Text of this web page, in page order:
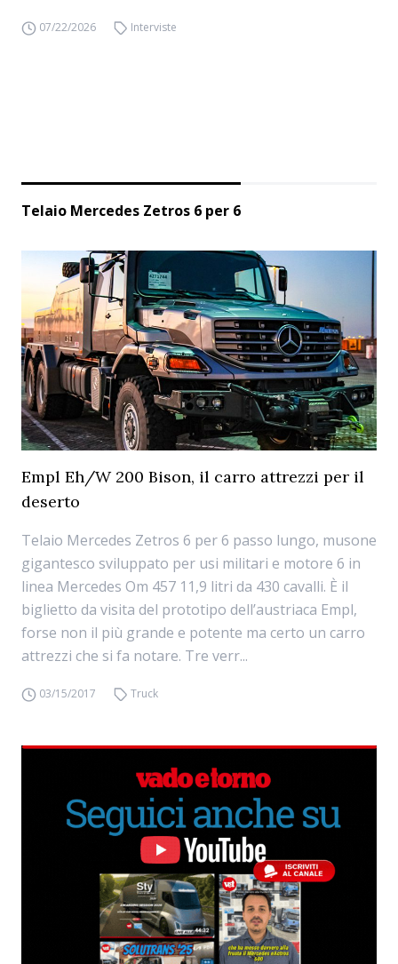
07/22/2026 Interviste
Telaio Mercedes Zetros 6 per 6
Empl Eh/W 200 Bison, il carro attrezzi per il
deserto
Telaio Mercedes Zetros 6 per 6 passo lungo, musone
gigantesco sviluppato per usi militari e motore 6 in
linea Mercedes Om 457 11,9 litri da 430 cavalli. È il
biglietto da visita del prototipo dell’austriaca Empl,
forse non il più grande e potente ma certo un carro
attrezzi che si fa notare. Tre verr...
03/15/2017 Truck